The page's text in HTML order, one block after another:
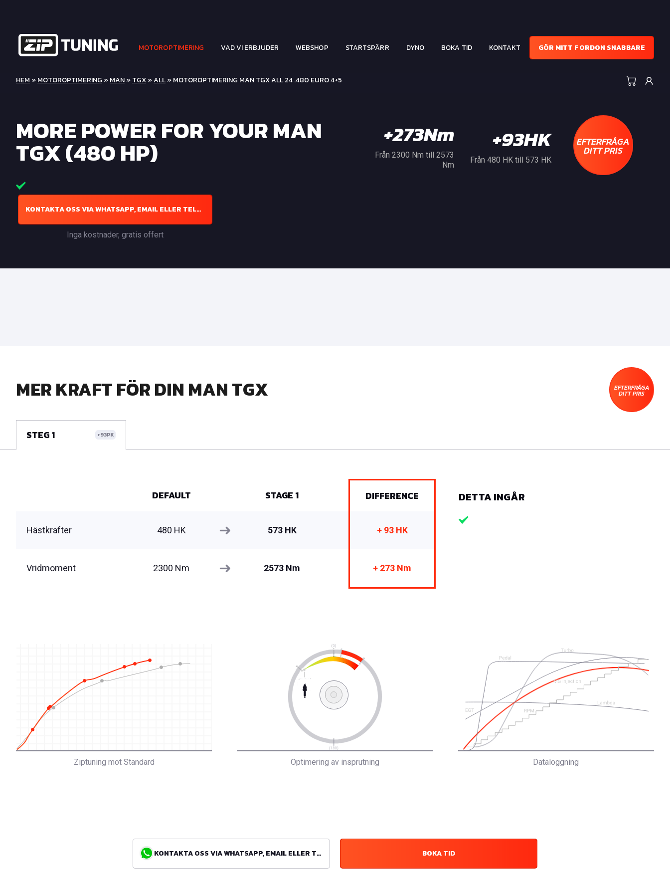
MOTOROPTIMERING VAD VI ERBJUDER WEBSHOP STARTSPÄRR DYNO BOKA TID KONTAKT GÖR MITT FORDON SNABBARE
HEM »MOTOROPTIMERING »MAN»TGX»ALL» MOTOROPTIMERING MAN TGX ALL 24 .480 EURO 4+5
MORE POWER FOR YOUR MAN
TGX (480 HP)
KONTAKTA OSS VIA WHATSAPP, EMAIL ELLER TELEFON
Inga kostnader, gratis offert
+273Nm
Från 2300 Nm till 2573
Nm
+93HK
Från 480 HK till 573 HK
EFTERFRÅGA
DITT PRIS
MER KRAFT FÖR DIN MAN TGX EFTERFRÅGA
DITT PRIS
STEG 1 +93PK
DEFAULT STAGE 1 DIFFERENCE
Hästkrafter 480 HK 573 HK + 93 HK
Vridmoment 2300 Nm 2573 Nm + 273 Nm
DETTA INGÅR
Ziptuning mot Standard Optimering av insprutning Dataloggning
KONTAKTA OSS VIA WHATSAPP, EMAIL ELLER TELEFON BOKA TID